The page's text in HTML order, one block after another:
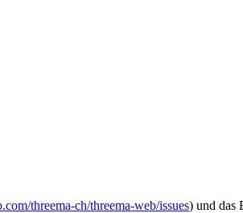
threema-ch/threema-web/issues) und das